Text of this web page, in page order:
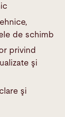
de schimb
privind
şi
şi